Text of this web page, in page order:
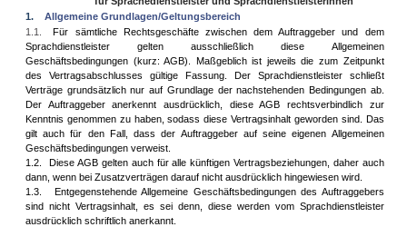
1.
Allgemeine Grundlagen/Geltungsbereich
1.1.
Für sämtliche Rechtsgeschäfte zwischen dem Auftraggeber und dem
Sprachdienstleister gelten ausschließlich diese Allgemeinen
Geschäftsbedingungen (kurz: AGB). Maßgeblich ist jeweils die zum Zeitpunkt
des Vertragsabschlusses gültige Fassung. Der Sprachdienstleister schließt
Verträge grundsätzlich nur auf Grundlage der nachstehenden Bedingungen ab.
Der Auftraggeber anerkennt ausdrücklich, diese AGB rechtsverbindlich zur
Kenntnis genommen zu haben, sodass diese Vertragsinhalt geworden sind. Das
gilt auch für den Fall, dass der Auftraggeber auf seine eigenen Allgemeinen
Geschäftsbedingungen verweist.
1.2.
Diese AGB gelten auch für alle künftigen Vertragsbeziehungen, daher auch
dann, wenn bei Zusatzverträgen darauf nicht ausdrücklich hingewiesen wird.
1.3.
Entgegenstehende Allgemeine Geschäftsbedingungen des Auftraggebers
sind nicht Vertragsinhalt, es sei denn, diese werden vom Sprachdienstleister
ausdrücklich schriftlich anerkannt.